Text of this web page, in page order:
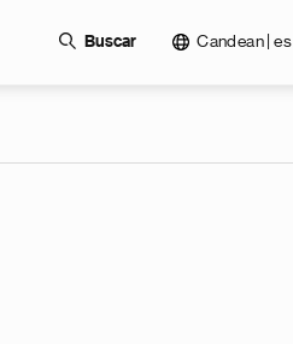
Buscar Candean | es